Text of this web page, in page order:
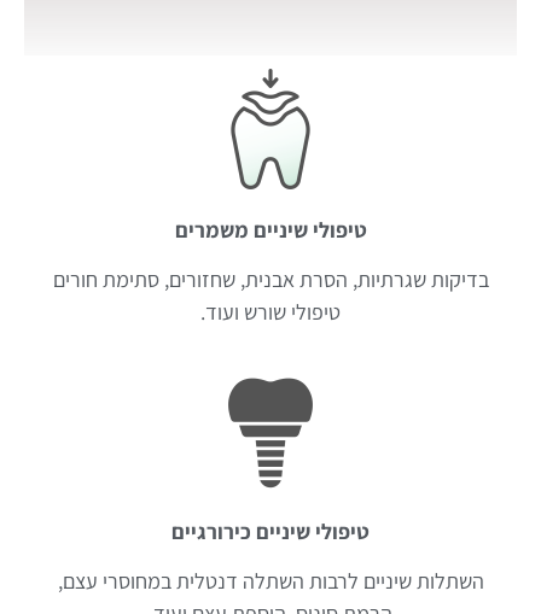
טיפולי שיניים משמרים
בדיקות שגרתיות, הסרת אבנית, שחזורים, סתימת חורים
טיפולי שורש ועוד.
טיפולי שיניים כירורגיים
השתלות שיניים לרבות השתלה דנטלית במחוסרי עצם,